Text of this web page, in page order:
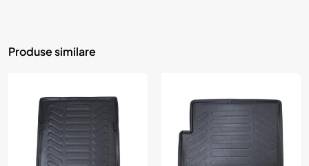
Produse similare